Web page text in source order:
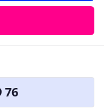
76